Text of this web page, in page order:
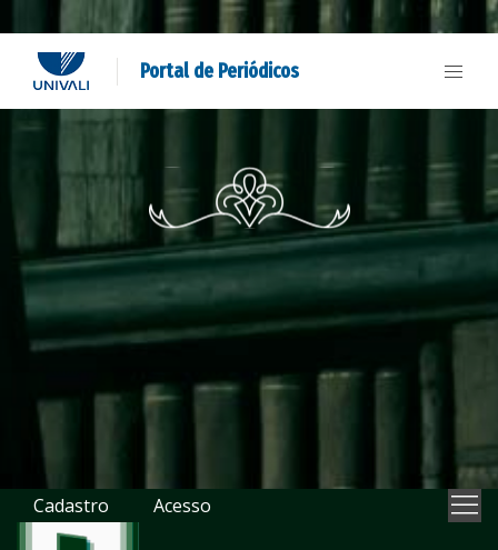
Portal de Periódicos
Cadastro Acesso